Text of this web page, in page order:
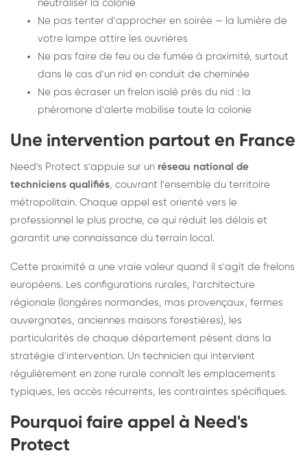
neutraliser la colonie
Ne pas tenter d'approcher en soirée — la lumière de
votre lampe attire les ouvrières
Ne pas faire de feu ou de fumée à proximité, surtout
dans le cas d'un nid en conduit de cheminée
Ne pas écraser un frelon isolé près du nid : la
phéromone d'alerte mobilise toute la colonie
Une intervention partout en France
Need's Protect s'appuie sur un réseau national de
techniciens qualifiés, couvrant l'ensemble du territoire
métropolitain. Chaque appel est orienté vers le
professionnel le plus proche, ce qui réduit les délais et
garantit une connaissance du terrain local.
Cette proximité a une vraie valeur quand il s'agit de frelons
européens. Les configurations rurales, l'architecture
régionale (longères normandes, mas provençaux, fermes
auvergnates, anciennes maisons forestières), les
particularités de chaque département pèsent dans la
stratégie d'intervention. Un technicien qui intervient
régulièrement en zone rurale connaît les emplacements
typiques, les accès récurrents, les contraintes spécifiques.
Pourquoi faire appel à Need's
Protect